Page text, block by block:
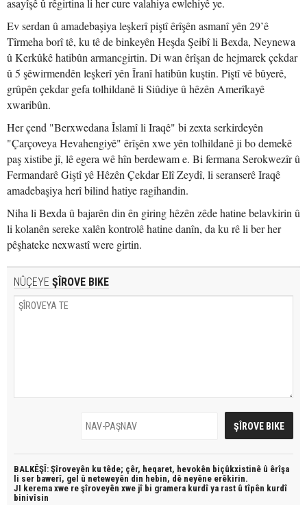
asayîşê û rêgirtina li her cure valahiya ewlehiyê ye.
Ev serdan û amadebaşiya leşkerî piştî êrîşên asmanî yên 29’ê
Tîrmeha borî tê, ku tê de binkeyên Heşda Şeibî li Bexda, Neynewa
û Kerkûkê hatibûn armancgirtin. Di wan êrîşan de hejmarek çekdar
û 5 şêwirmendên leşkerî yên Îranî hatibûn kuştin. Piştî vê bûyerê,
grûpên çekdar gefa tolhildanê li Siûdiye û hêzên Amerîkayê
xwaribûn.
Her çend "Berxwedana Îslamî li Iraqê" bi zexta serkirdeyên
"Çarçoveya Hevahengiyê" êrîşên xwe yên tolhildanê ji bo demekê
paş xistibe jî, lê egera wê hîn berdewam e. Bi fermana Serokwezîr û
Fermandarê Giştî yê Hêzên Çekdar Elî Zeydî, li seranserê Iraqê
amadebaşiya herî bilind hatiye ragihandin.
Niha li Bexda û bajarên din ên giring hêzên zêde hatine belavkirin û
li kolanên sereke xalên kontrolê hatine danîn, da ku rê li ber her
pêşhateke nexwastî were girtin.
NÛÇEYE ŞÎROVE BIKE
BALKÊŞÎ: Şîroveyên ku têde; çêr, heqaret, hevokên biçûkxistinê û êrîşa
li ser bawerî, gel û neteweyên din hebin, dê neyêne erêkirin.
JI kerema xwe re şîroveyên xwe jî bi gramera kurdî ya rast û tîpên kurdî
binivîsin